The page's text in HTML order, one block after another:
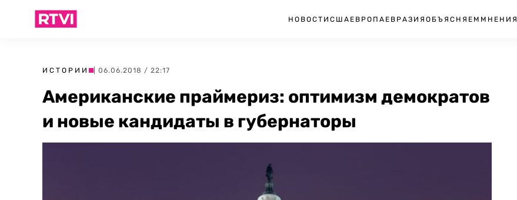
НОВОСТИ США ЕВРОПА ЕВРАЗИЯ ОБЪЯСНЯЕМ МНЕНИЯ
ИСТОРИИ | 06.06.2018 / 22:17
Американские праймериз: оптимизм демократов
и новые кандидаты в губернаторы